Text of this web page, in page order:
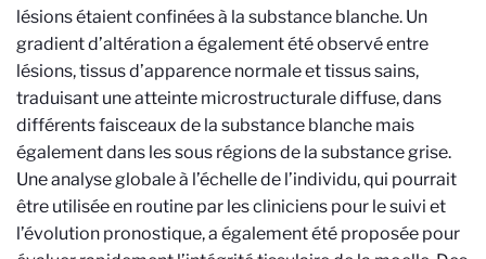
lésions étaient confinées à la substance blanche. Un
gradient d’altération a également été observé entre
lésions, tissus d’apparence normale et tissus sains,
traduisant une atteinte microstructurale diffuse, dans
différents faisceaux de la substance blanche mais
également dans les sous régions de la substance grise.
Une analyse globale à l’échelle de l’individu, qui pourrait
être utilisée en routine par les cliniciens pour le suivi et
l’évolution pronostique, a également été proposée pour